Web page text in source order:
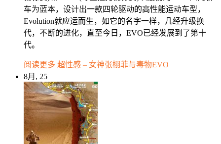
车为蓝本，设计出一款四轮驱动的高性能运动车型，
Evolution就应运而生，如它的名字一样，几经升级换
代，不断的进化，直至今日，EVO已经发展到了第十
代。
阅读更多 超性感 – 女神张栩菲与毒物EVO
8月, 25